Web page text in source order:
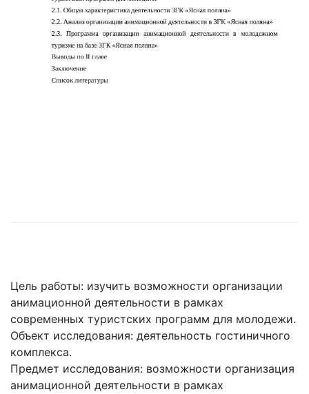
Цель работы: изучить возможности организации
анимационной деятельности в рамках
современных туристских программ для молодежи.
Объект исследования: деятельность гостиничного
комплекса.
Предмет исследования: возможности организация
анимационной деятельности в рамках